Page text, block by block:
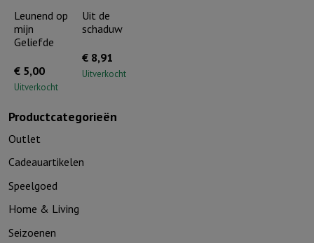
Productcategorieën
Outlet
Cadeauartikelen
Speelgoed
Home & Living
Seizoenen
Leunend op
mijn
Geliefde
€ 5,00
Uitverkocht
Uit de
schaduw
€ 8,91
Uitverkocht